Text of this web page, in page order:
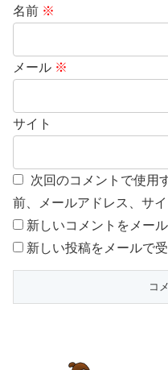
名前 ※
メール ※
サイト
次回のコメントで使用
前、メールアドレス、サイ
新しいコメントをメー
新しい投稿をメールで